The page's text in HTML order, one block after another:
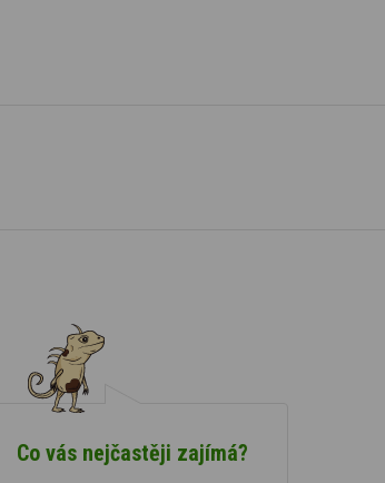
Co vás nejčastěji zajímá?